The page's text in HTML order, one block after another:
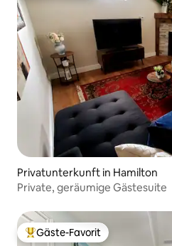
Privatunterkunft in Hamilton
Private, geräumige Gästesuite
Beliebter Gäste-Favorit.
Gäste-Favorit